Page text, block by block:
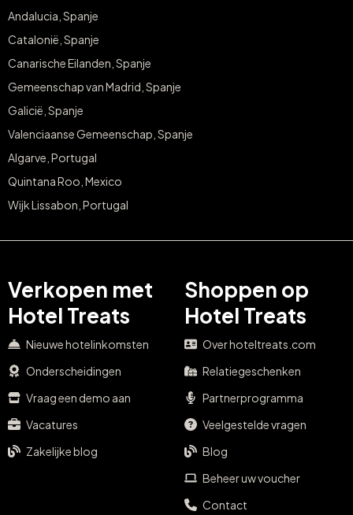
Andalucia, Spanje
Catalonië, Spanje
Canarische Eilanden, Spanje
Gemeenschap van Madrid, Spanje
Galicië, Spanje
Valenciaanse Gemeenschap, Spanje
Algarve, Portugal
Quintana Roo, Mexico
Wijk Lissabon, Portugal
Verkopen met
Hotel Treats
Nieuwe hotelinkomsten
Onderscheidingen
Vraag een demo aan
Vacatures
Zakelijke blog
Shoppen op
Hotel Treats
Over hoteltreats.com
Relatiegeschenken
Partnerprogramma
Veelgestelde vragen
Blog
Beheer uw voucher
Contact